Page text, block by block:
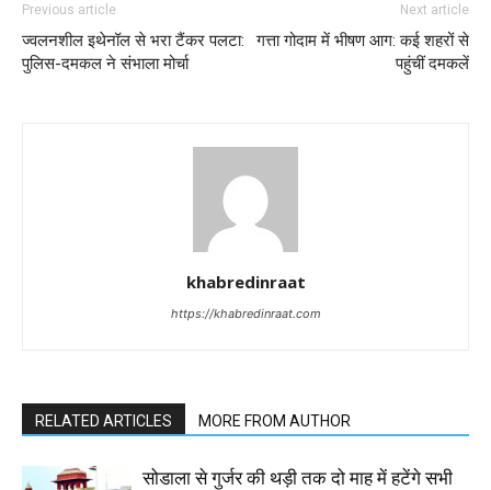
Previous article
ज्वलनशील इथेनॉल से भरा टैंकर पलटा:
पुलिस-दमकल ने संभाला मोर्चा
Next article
गत्ता गोदाम में भीषण आग: कई शहरों से
पहुंचीं दमकलें
khabredinraat
https://khabredinraat.com
RELATED ARTICLES MORE FROM AUTHOR
सोडाला से गुर्जर की थड़ी तक दो माह में हटेंगे सभी